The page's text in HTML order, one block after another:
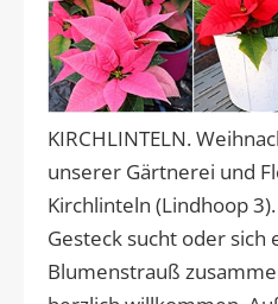
KIRCHLINTELN.
unserer Gärtnerei und
Kirchlinteln (Lindhoop
Gesteck sucht oder sich
Blumenstrauß